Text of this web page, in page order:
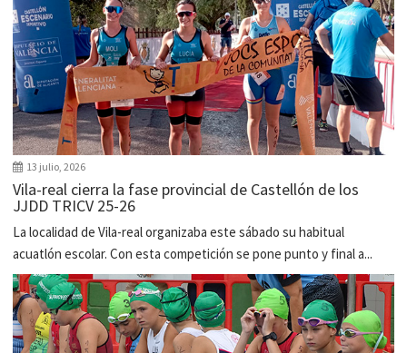
13 julio, 2026
Vila-real cierra la fase provincial de Castellón de los
JJDD TRICV 25-26
La localidad de Vila-real organizaba este sábado su habitual
acuatlón escolar. Con esta competición se pone punto y final a...